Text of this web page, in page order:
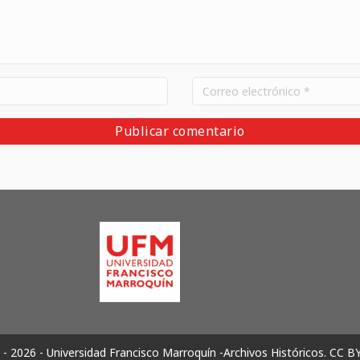
2026 - Universidad Francisco Marroquín -Archivos Históricos. CC